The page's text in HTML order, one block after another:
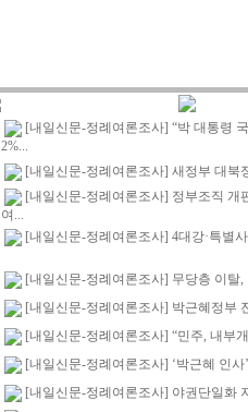
[내일신문-정례여론조사] “박 대통령
2%...
[내일신문-정례여론조사] 새정부 대북
[내일신문-정례여론조사] 정부조직 개
여...
[내일신문-정례여론조사] 4대강·특별
[내일신문-정례여론조사] 무당층 이탈,
[내일신문-정례여론조사] 박근혜정부
[내일신문-정례여론조사] “민주, 내부
[내일신문-정례여론조사] ‘박근혜 인사
[내일신문-정례여론조사] 야권단일화